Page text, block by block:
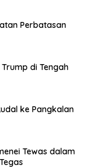
Perbatasan
di Tengah
ke Pangkalan
Tewas dalam